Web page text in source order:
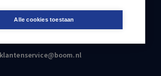
Alle cookies toestaan
klantenservice@boom.nl